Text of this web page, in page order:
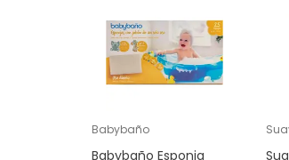
Babybaño
Babybaño Esponja